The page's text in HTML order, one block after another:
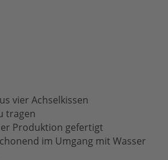
vier Achselkissen
tragen
Produktion gefertigt
im Umgang mit Wasser